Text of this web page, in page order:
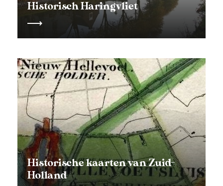
Historisch Haringvliet
Historische kaarten van Zuid-
Holland